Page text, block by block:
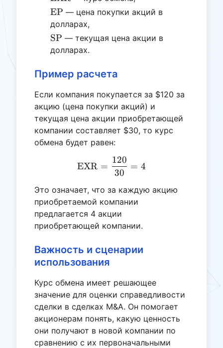
\text{EP}
EP — цена покупки акций в
долларах,
\text{SP}
SP — текущая цена акции в
долларах.
Пример расчета
Если компания покупается за $120 за
акцию (цена покупки акций) и
текущая цена акции приобретающей
компании составляет $30, то курс
обмена будет равен:
\text{EXR} =
EXR =
30
120
= 4
Это означает, что за каждую акцию
приобретаемой компании
предлагается 4 акции
приобретающей компании.
Важность и сценарии
использования
Курс обмена имеет решающее
значение для оценки справедливости
сделки в сделках M&A. Он помогает
акционерам понять, какую ценность
они получают в новой компании по
сравнению с их первоначальными